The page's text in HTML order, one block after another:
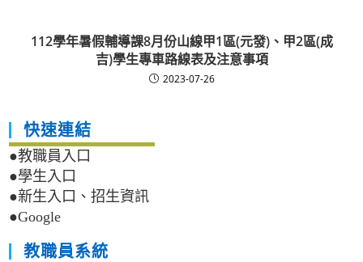
112學年暑假輔導課8月份山線甲1區(元發)、甲2區(成
吉)學生專車路線表及注意事項
2023-07-26
快速連結
●教職員入口
●學生入口
●新生入口、招生資訊
●Google
教職員系統